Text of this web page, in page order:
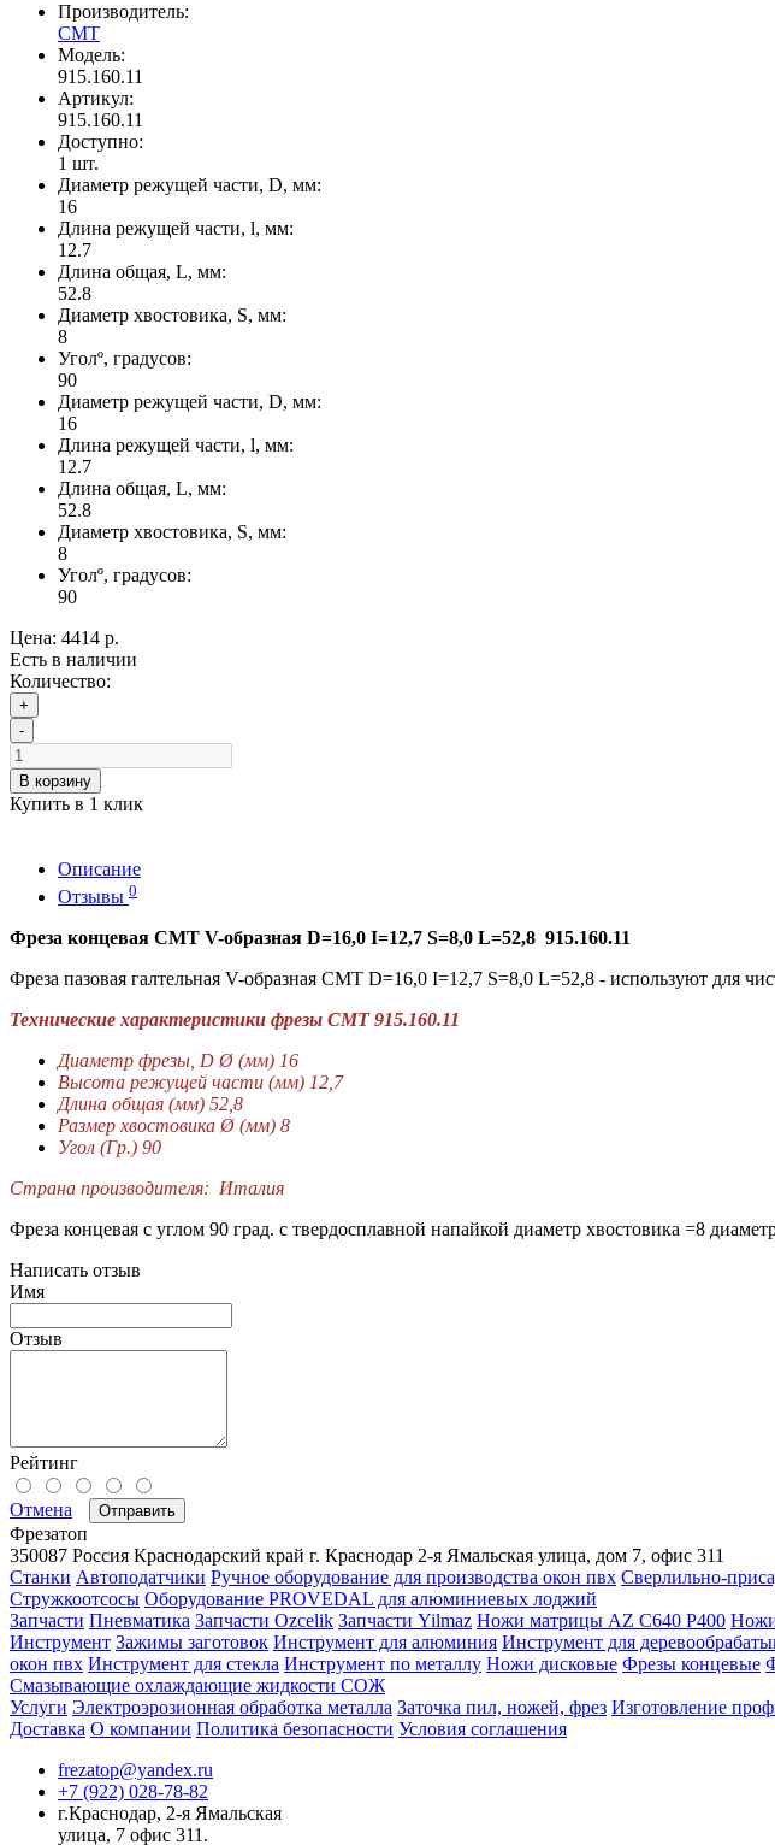
Производитель:
CMT
Модель:
915.160.11
Артикул:
915.160.11
Доступно:
1 шт.
Диаметр режущей части, D, мм:
16
Длина режущей части, l, мм:
12.7
Длина общая, L, мм:
52.8
Диаметр хвостовика, S, мм:
8
Уголº, градусов:
90
Диаметр режущей части, D, мм:
16
Длина режущей части, l, мм:
12.7
Длина общая, L, мм:
52.8
Диаметр хвостовика, S, мм:
8
Уголº, градусов:
90
Цена: 4414 р.
Есть в наличии
Количество:
+
-
В корзину
Купить в 1 клик
Описание
Отзывы 0
Фреза концевая CMT V-образная D=16,0 I=12,7 S=8,0 L=52,8 915.160.11
Фреза пазовая галтельная V-образная CMT D=16,0 I=12,7 S=8,0 L=52,8 - используют для
Технические характеристики фрезы СМТ 915.160.11
Диаметр фрезы, D Ø (мм) 16
Высота режущей части (мм) 12,7
Длина общая (мм) 52,8
Размер хвостовика Ø (мм) 8
Угол (Гр.) 90
Страна производителя: Италия
Фреза концевая c углом 90 град. с твердосплавной напайкой диаметр хвостовика =8
Написать отзыв
Имя
Отзыв
Рейтинг
Отмена Отправить
Фрезатоп
350087 Россия Краснодарский край г. Краснодар 2-я Ямальская улица, дом 7, офис 311
Станки Автоподатчики Ручное оборудование для производства окон пвх Сверлильно-
Стружкоотсосы Оборудование PROVEDAL для алюминиевых лоджий
Запчасти Пневматика Запчасти Ozcelik Запчасти Yilmaz Ножи матрицы AZ C640 P400 Ножи
Инструмент Зажимы заготовок Инструмент для алюминия Инструмент для
окон пвх Инструмент для стекла Инструмент по металлу Ножи дисковые Фрезы концевые
Смазывающие охлаждающие жидкости СОЖ
Услуги Электроэрозионная обработка металла Заточка пил, ножей, фрез Изготовление
Доставка О компании Политика безопасности Условия соглашения
frezatop@yandex.ru
+7 (922) 028-78-82
г.Краснодар, 2-я Ямальская
улица, 7 офис 311.